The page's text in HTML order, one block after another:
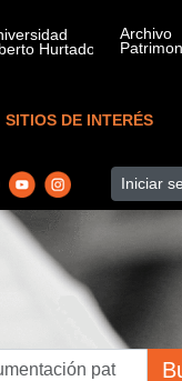
SITIOS DE INTERÉS
Iniciar